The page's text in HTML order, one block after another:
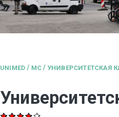
UNIMED / MC / УНИВЕРСИТЕТСКАЯ